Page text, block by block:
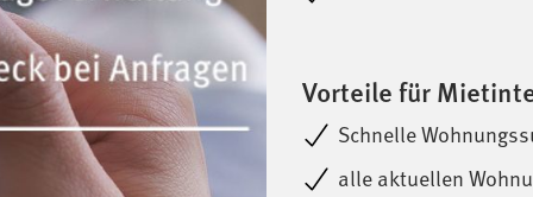
Vorteile für
Schnelle
alle aktuellen